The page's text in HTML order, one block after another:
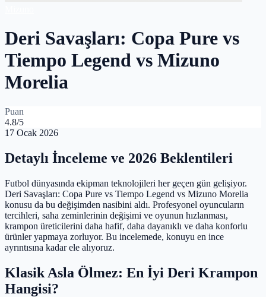
Deri Savaşları: Copa Pure vs
Tiempo Legend vs Mizuno
Morelia
Puan
4.8/5
17 Ocak 2026
Detaylı İnceleme ve 2026 Beklentileri
Futbol dünyasında ekipman teknolojileri her geçen gün gelişiyor.
Deri Savaşları: Copa Pure vs Tiempo Legend vs Mizuno Morelia
konusu da bu değişimden nasibini aldı. Profesyonel oyuncuların
tercihleri, saha zeminlerinin değişimi ve oyunun hızlanması,
krampon üreticilerini daha hafif, daha dayanıklı ve daha konforlu
ürünler yapmaya zorluyor. Bu incelemede, konuyu en ince
ayrıntısına kadar ele alıyoruz.
Klasik Asla Ölmez: En İyi Deri Krampon
Hangisi?